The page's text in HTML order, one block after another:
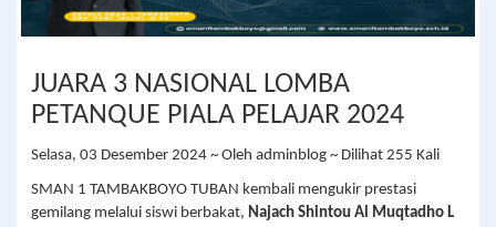
JUARA 3 NASIONAL LOMBA
PETANQUE PIALA PELAJAR 2024
Selasa, 03 Desember 2024 ~ Oleh adminblog ~ Dilihat 255 Kali
SMAN 1 TAMBAKBOYO TUBAN kembali mengukir prestasi
gemilang melalui siswi berbakat, Najach Shintou Al Muqtadho L